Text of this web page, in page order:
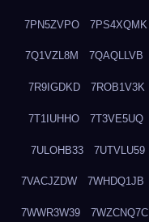
7PN5ZVPO 7PS4XQMK
7Q1VZL8M 7QAQLLVB
7R9IGDKD 7ROB1V3K
7T1IUHHO 7T3VE5UQ
7ULOHB33 7UTVLU59
7VACJZDW 7WHDQ1JB
7WWR3W39 7WZCNQ7C